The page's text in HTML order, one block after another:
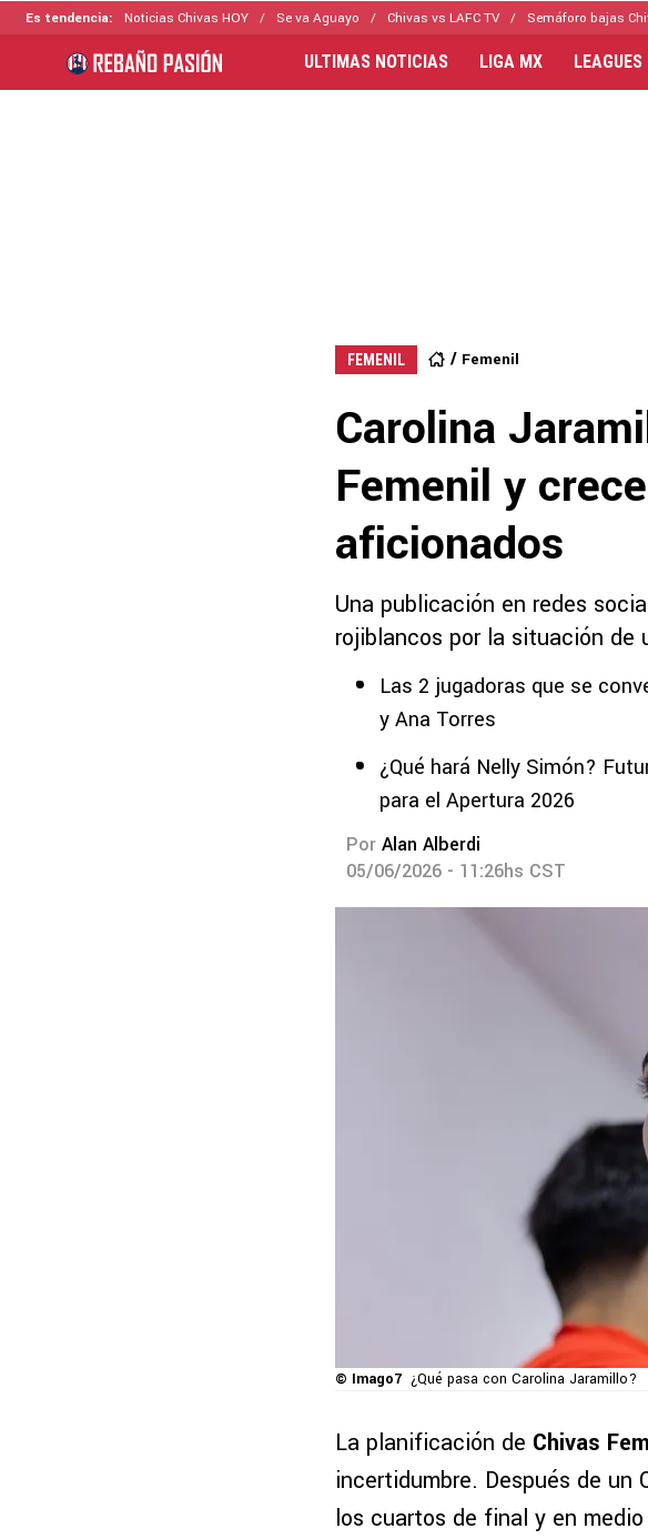
Es tendencia: Noticias Chivas HOY Se va Aguayo Chivas vs LAFC TV Semáforo bajas
ULTIMAS NOTICIAS LIGA MX LEAGUES
FEMENIL Femenil
Carolina
Femenil y
aficionados
Una publicación en redes
rojiblancos por la situación de
Las 2 jugadoras que se
y Ana Torres
¿Qué hará Nelly Simón?
para el Apertura 2026
Por Alan Alberdi
05/06/2026 - 11:26hs CST
© Imago7 ¿Qué pasa con Carolina Jaramillo?
La planificación de Chivas
incertidumbre. Después de un
los cuartos de final y en